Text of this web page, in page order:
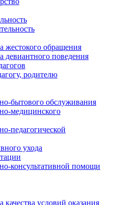
жестокого обращения
девиантного поведения
родителю
бытового обслуживания
медицинского
педагогической
ухода
консультативной помощи
качества условий оказания